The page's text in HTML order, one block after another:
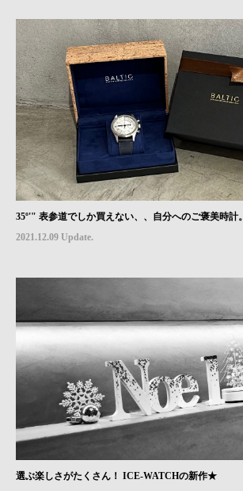
35º'" 表参道でしか買えない、、自分へのご褒美時計。
2021.12.09 Update.
選ぶ楽しさがたくさん！ ICE-WATCHの新作★